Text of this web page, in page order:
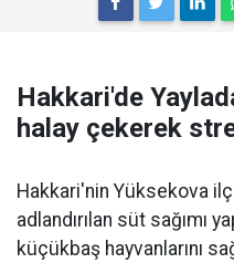
Hakkari'de
halay çekerek
Hakkari'nin Yüksekova
adlandırılan süt sağımı
küçükbaş hayvanlarını